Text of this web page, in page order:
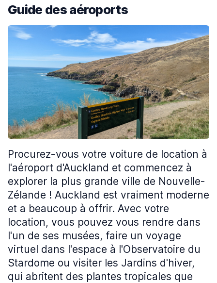
Guide des aéroports
Procurez-vous votre voiture de location à
l'aéroport d'Auckland et commencez à
explorer la plus grande ville de Nouvelle-
Zélande ! Auckland est vraiment moderne
et a beaucoup à offrir. Avec votre
location, vous pouvez vous rendre dans
l'un de ses musées, faire un voyage
virtuel dans l'espace à l'Observatoire du
Stardome ou visiter les Jardins d'hiver,
qui abritent des plantes tropicales que